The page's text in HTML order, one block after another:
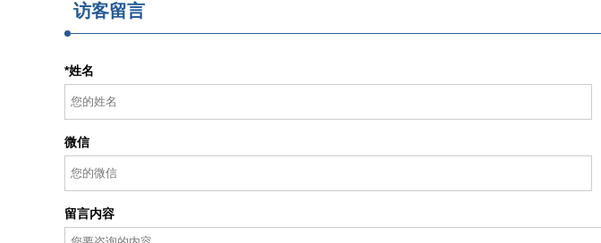
访客留言
*姓名
微信
留言内容